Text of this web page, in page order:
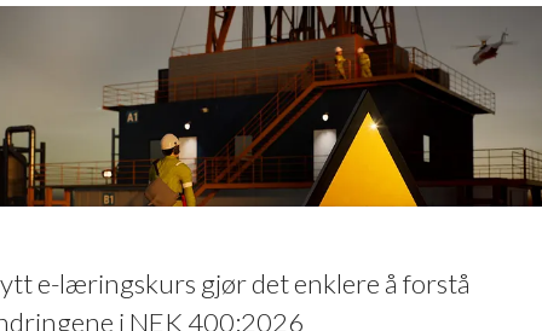
e-læringskurs gjør det enklere å forstå
i NEK 400:2026